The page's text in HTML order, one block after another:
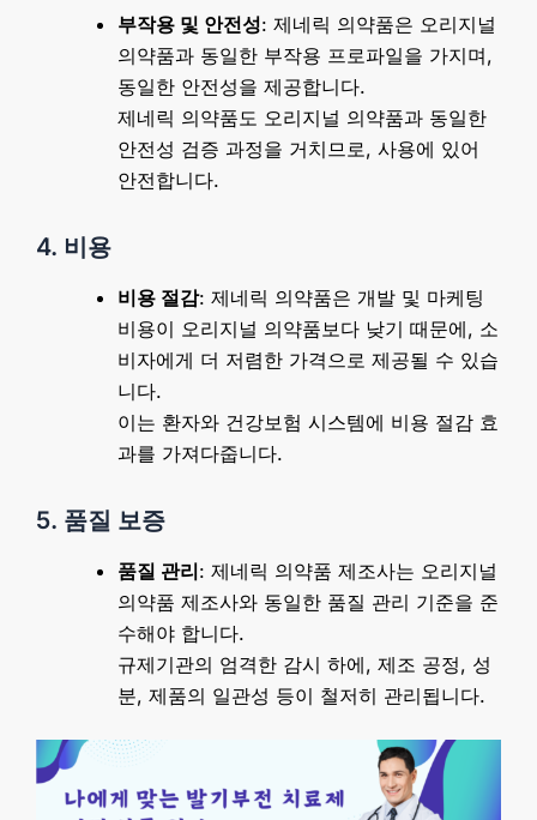
부작용 및 안전성: 제네릭 의약품은 오리지널
의약품과 동일한 부작용 프로파일을 가지며,
동일한 안전성을 제공합니다.
제네릭 의약품도 오리지널 의약품과 동일한
안전성 검증 과정을 거치므로, 사용에 있어
안전합니다.
4. 비용
비용 절감: 제네릭 의약품은 개발 및 마케팅
비용이 오리지널 의약품보다 낮기 때문에, 소
비자에게 더 저렴한 가격으로 제공될 수 있습
니다.
이는 환자와 건강보험 시스템에 비용 절감 효
과를 가져다줍니다.
5. 품질 보증
품질 관리: 제네릭 의약품 제조사는 오리지널
의약품 제조사와 동일한 품질 관리 기준을 준
수해야 합니다.
규제기관의 엄격한 감시 하에, 제조 공정, 성
분, 제품의 일관성 등이 철저히 관리됩니다.